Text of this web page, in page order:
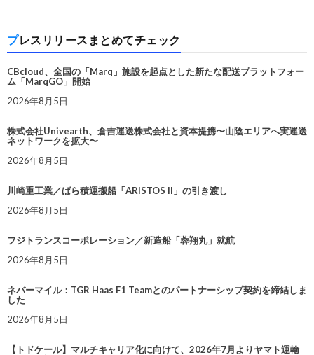
プレスリリースまとめてチェック
CBcloud、全国の「Marq」施設を起点とした新たな配送プラットフォー
ム「MarqGO」開始
2026年8月5日
株式会社Univearth、倉吉運送株式会社と資本提携〜山陰エリアへ実運送
ネットワークを拡大〜
2026年8月5日
川崎重工業／ばら積運搬船「ARISTOS II」の引き渡し
2026年8月5日
フジトランスコーポレーション／新造船「蓉翔丸」就航
2026年8月5日
ネバーマイル：TGR Haas F1 Teamとのパートナーシップ契約を締結しま
した
2026年8月5日
【トドケール】マルチキャリア化に向けて、2026年7月よりヤマト運輸